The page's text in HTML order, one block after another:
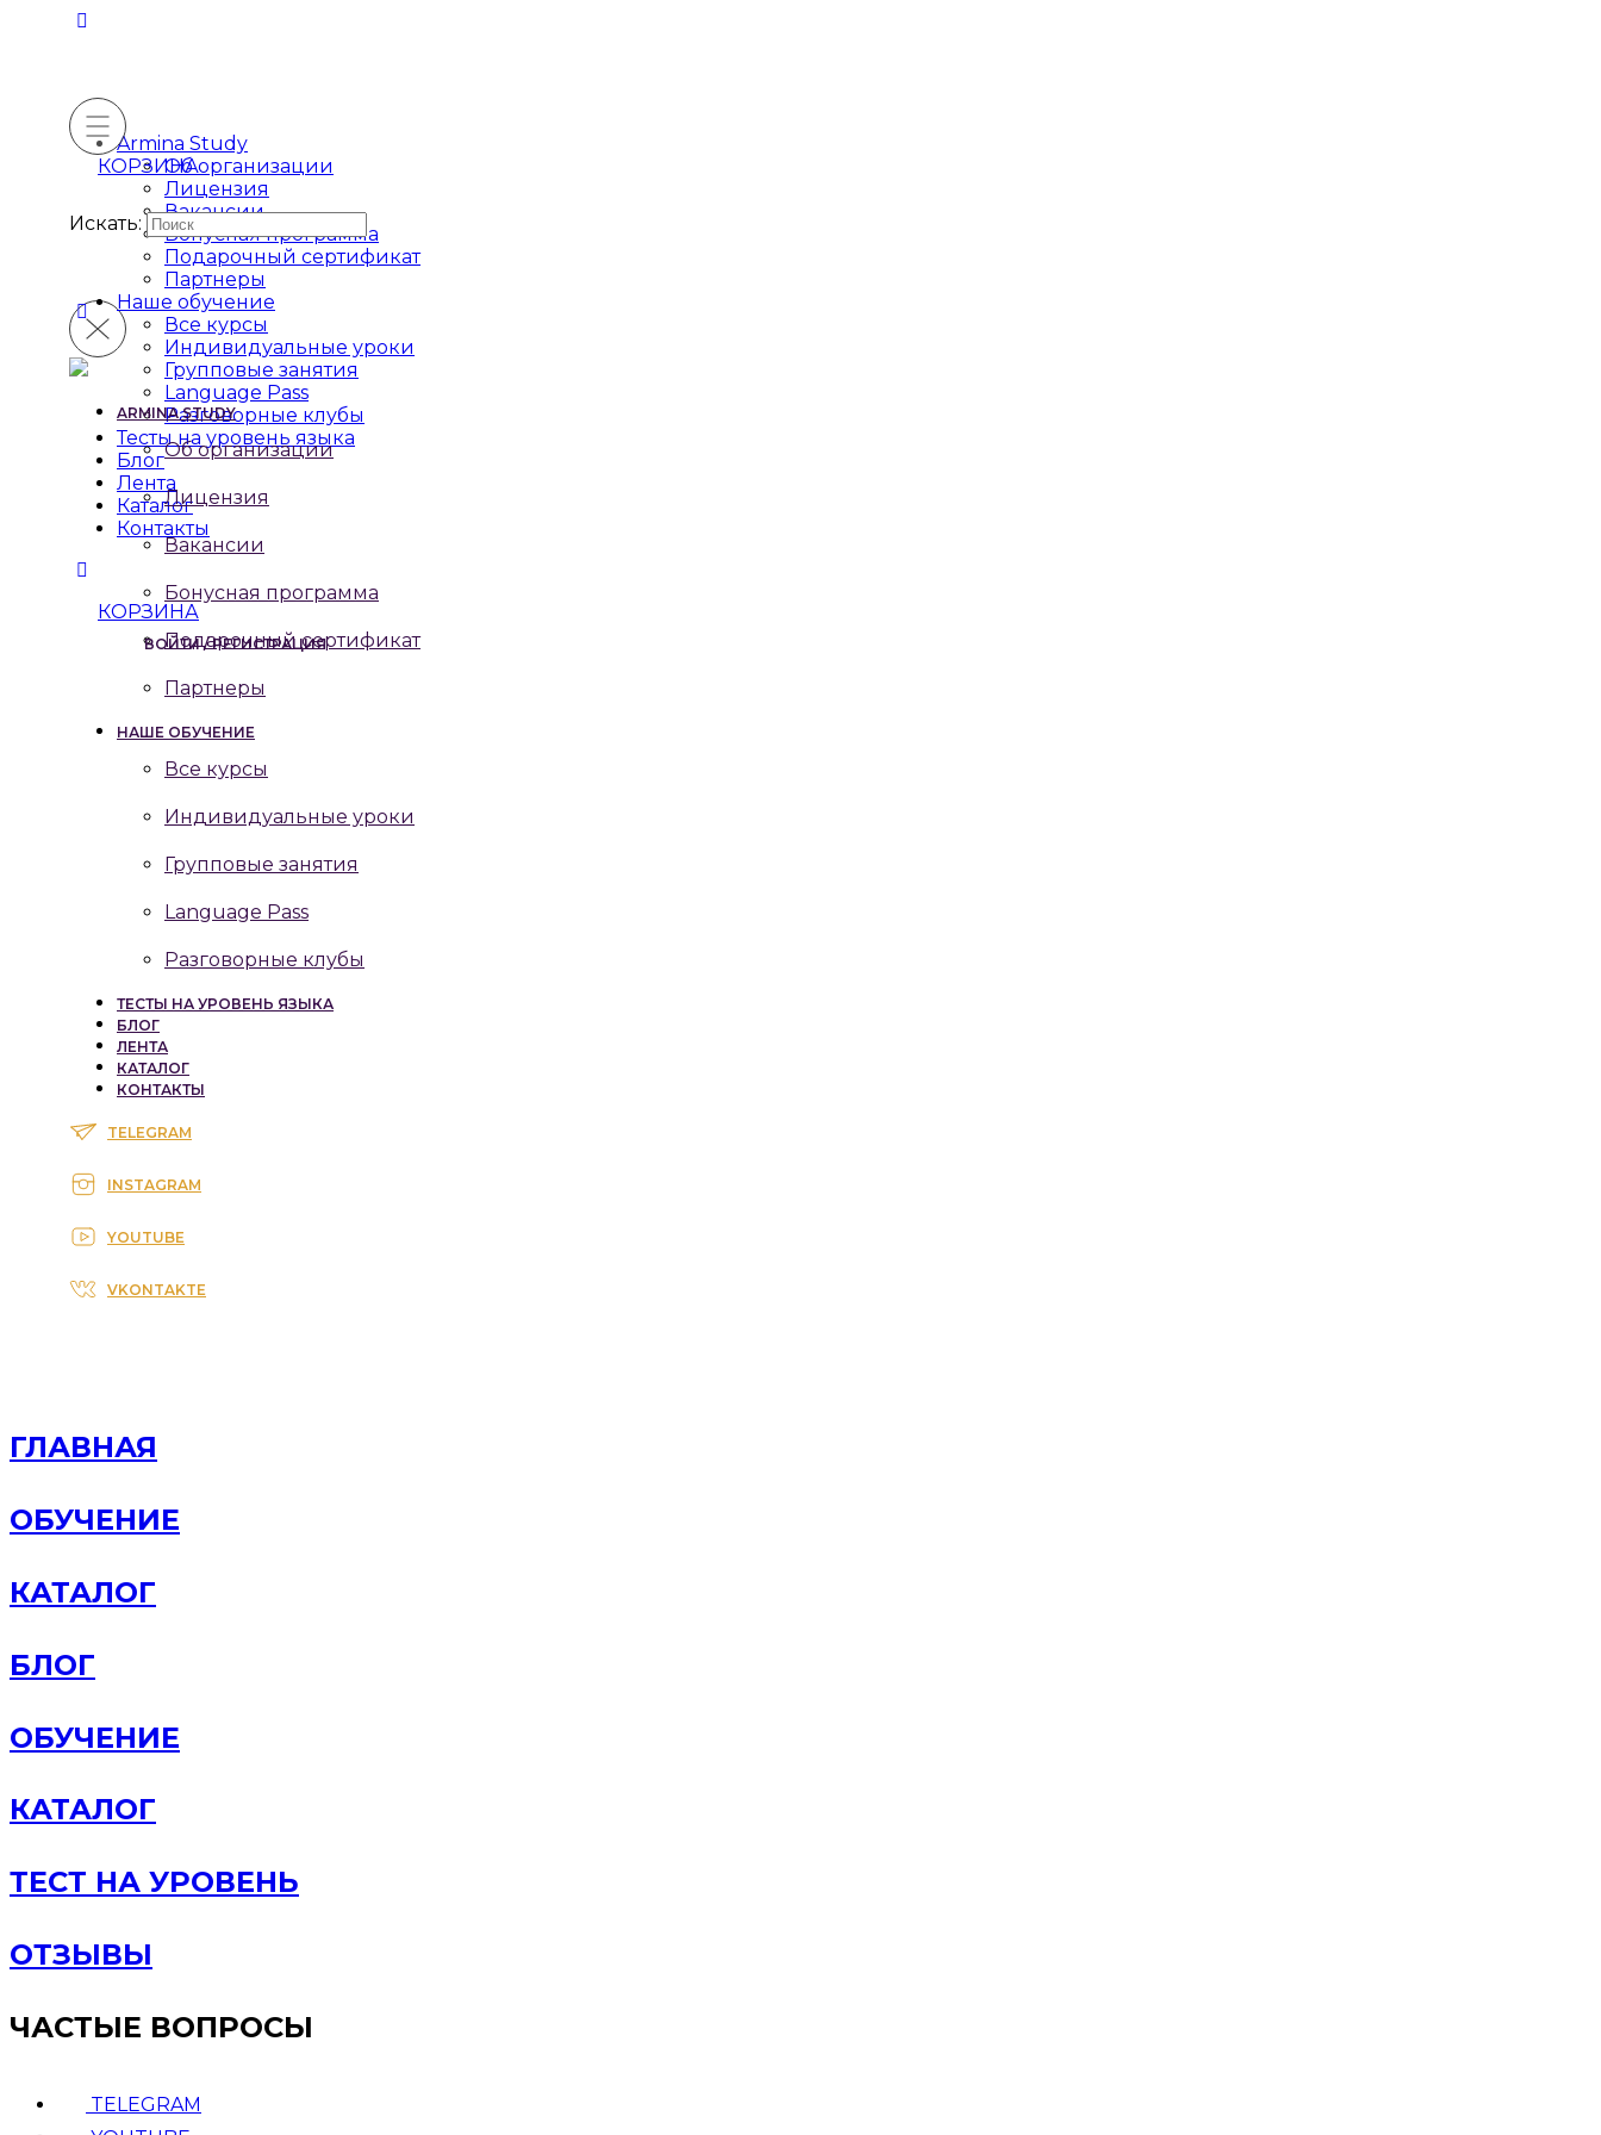
Armina Study
Об организации
Лицензия
Вакансии
Бонусная программа
Подарочный сертификат
Партнеры
Наше обучение
Все курсы
Индивидуальные уроки
Групповые занятия
Language Pass
Разговорные клубы
Тесты на уровень языка
Блог
Лента
Каталог
Контакты
КОРЗИНА
ВОЙТИ / РЕГИСТРАЦИЯ
КОРЗИНА
Искать:
ARMINA STUDY
Об организации
Лицензия
Вакансии
Бонусная программа
Подарочный сертификат
Партнеры
НАШЕ ОБУЧЕНИЕ
Все курсы
Индивидуальные уроки
Групповые занятия
Language Pass
Разговорные клубы
ТЕСТЫ НА УРОВЕНЬ ЯЗЫКА
БЛОГ
ЛЕНТА
КАТАЛОГ
КОНТАКТЫ
TELEGRAM
INSTAGRAM
YOUTUBE
VKONTAKTE
ГЛАВНАЯ
ОБУЧЕНИЕ
КАТАЛОГ
БЛОГ
ОБУЧЕНИЕ
КАТАЛОГ
ТЕСТ НА УРОВЕНЬ
ОТЗЫВЫ
ЧАСТЫЕ ВОПРОСЫ
TELEGRAM